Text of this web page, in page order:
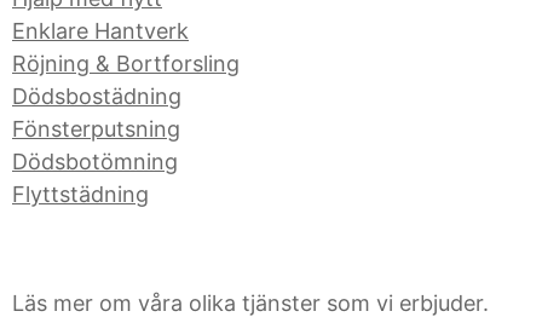
Enklare Hantverk
Röjning & Bortforsling
Dödsbostädning
Fönsterputsning
Dödsbotömning
Flyttstädning
Läs mer om våra olika tjänster som vi erbjuder.